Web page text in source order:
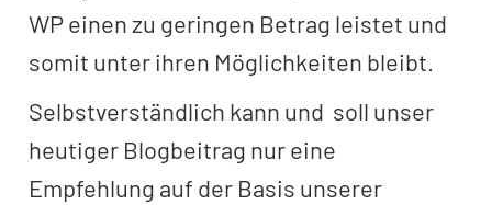
WP einen zu geringen Betrag leistet und
somit unter ihren Möglichkeiten bleibt.
Selbstverständlich kann und soll unser
heutiger Blogbeitrag nur eine
Empfehlung auf der Basis unserer